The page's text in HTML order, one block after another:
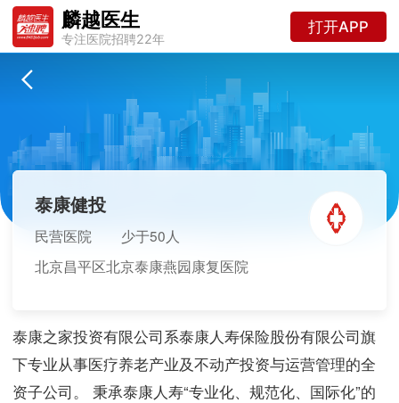
麟越医生
专注医院招聘22年
打开APP
泰康健投
民营医院
少于50人
北京昌平区北京泰康燕园康复医院
泰康之家投资有限公司系泰康人寿保险股份有限公司旗
下专业从事医疗养老产业及不动产投资与运营管理的全
资子公司。 秉承泰康人寿“专业化、规范化、国际化”的